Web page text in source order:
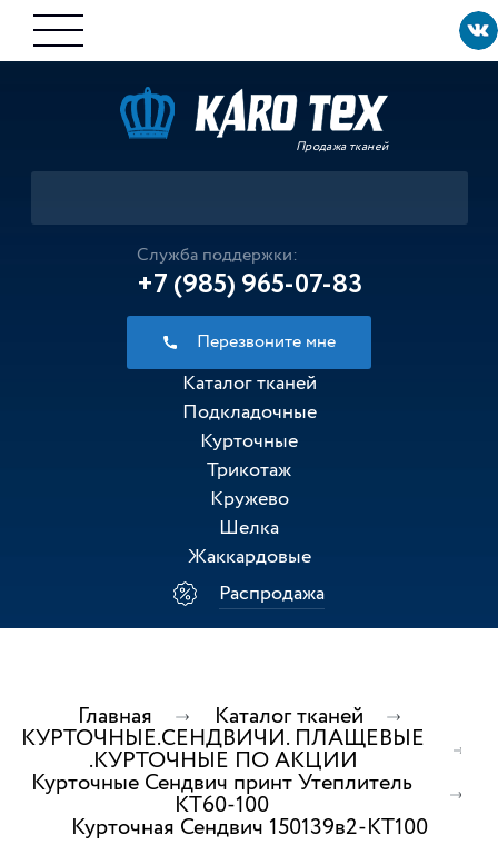
Продажа тканей
Служба поддержки:
+7 (985) 965-07-83
Перезвоните мне
Каталог тканей
Подкладочные
Курточные
Трикотаж
Кружево
Шелка
Жаккардовые
Распродажа
Главная Каталог тканей
КУРТОЧНЫЕ.СЕНДВИЧИ. ПЛАЩЕВЫЕ
.КУРТОЧНЫЕ ПО АКЦИИ
Курточные Сендвич принт Утеплитель
КТ60-100
Курточная Сендвич 150139в2-КТ100